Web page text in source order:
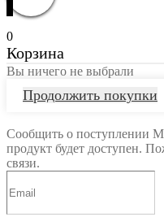
0
Корзина
Вы ничего не выбрали
Продолжить покупки
Сообщить о поступлении
продукт будет доступен.
связи.